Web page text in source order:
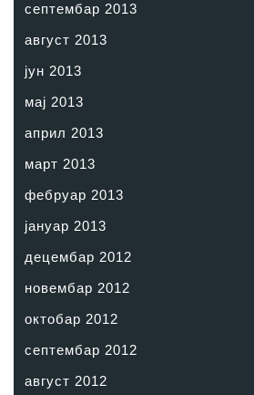
септембар 2013
август 2013
јун 2013
мај 2013
април 2013
март 2013
фебруар 2013
јануар 2013
децембар 2012
новембар 2012
октобар 2012
септембар 2012
август 2012